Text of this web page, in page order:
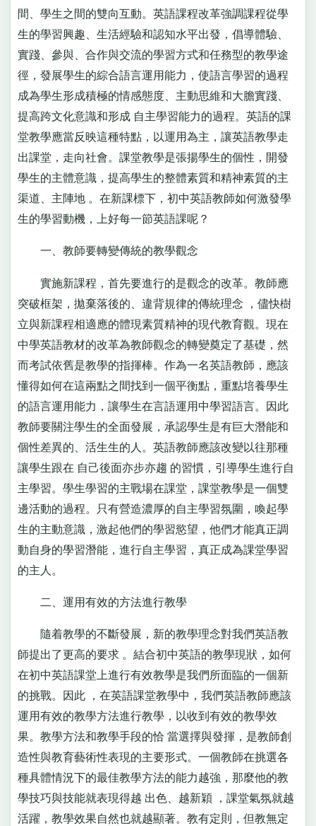
間、學生之間的雙向互動。英語課程改革強調課程從學
生的學習興趣、生活經驗和認知水平出發，倡導體驗、
實踐、參與、合作與交流的學習方式和任務型的教學途
徑，發展學生的綜合語言運用能力，使語言學習的過程
成為學生形成積極的情感態度、主動思維和大膽實踐、
提高跨文化意識和形成 自主學習能力的過程。英語的課
堂教學應當反映這種特點，以運用為主，讓英語教學走
出課堂，走向社會。課堂教學是張揚學生的個性，開發
學生的主體意識，提高學生的整體素質和精神素質的主
渠道、主陣地 。在新課標下，初中英語教師如何激發學
生的學習動機，上好每一節英語課呢？
一、教師要轉變傳統的教學觀念
實施新課程，首先要進行的是觀念的改革。教師應
突破框架，拋棄落後的、違背規律的傳統理念 ，儘快樹
立與新課程相適應的體現素質精神的現代教育觀。現在
中學英語教材的改革為教師觀念的轉變奠定了基礎，然
而考試依舊是教學的指揮棒。作為一名英語教師，應該
懂得如何在這兩點之間找到一個平衡點，重點培養學生
的語言運用能力，讓學生在言語運用中學習語言。因此
教師要關注學生的全面發展，承認學生是有巨大潛能和
個性差異的、活生生的人。英語教師應該改變以往那種
讓學生跟在 自己後面亦步亦趨 的習慣，引導學生進行自
主學習。學生學習的主戰場在課堂，課堂教學是一個雙
邊活動的過程。只有營造濃厚的自主學習氛圍，喚起學
生的主動意識，激起他們的學習慾望，他們才能真正調
動自身的學習潛能，進行自主學習，真正成為課堂學習
的主人。
二、運用有效的方法進行教學
隨着教學的不斷發展，新的教學理念對我們英語教
師提出了更高的要求 。結合初中英語的教學現狀，如何
在初中英語課堂上進行有效教學是我們所面臨的一個新
的挑戰。因此 ，在英語課堂教學中，我們英語教師應該
運用有效的教學方法進行教學，以收到有效的教學效
果。教學方法和教學手段的恰 當選擇與發揮，是教師創
造性與教育藝術性表現的主要形式。一個教師在挑選各
種具體情況下的最佳教學方法的能力越強，那麼他的教
學技巧與技能就表現得越 出色、越新穎 ，課堂氣氛就越
活躍，教學效果自然也就越顯著。教有定則，但教無定